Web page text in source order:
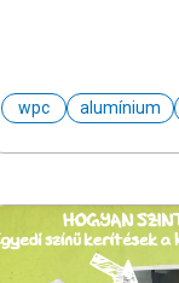
wpc alumínium